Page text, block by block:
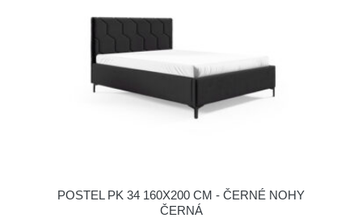
POSTEL PK 34 160X200 CM - ČERNÉ NOHY
ČERNÁ